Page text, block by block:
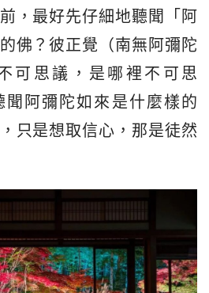
，最好先仔細地聽聞「阿
佛？彼正覺（南無阿彌陀
可思議，是哪裡不可思
阿彌陀如來是什麼樣的
只是想取信心，那是徒然